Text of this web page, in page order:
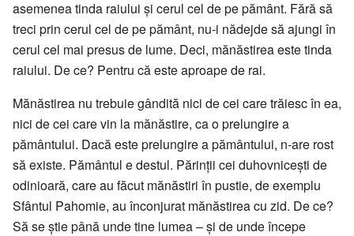
asemenea tinda raiului și cerul cel de pe pământ. Fără să
treci prin cerul cel de pe pământ, nu-i nădejde să ajungi în
cerul cel mai presus de lume. Deci, mănăstirea este tinda
raiului. De ce? Pentru că este aproape de rai.
Mănăstirea nu trebuie gândită nici de cei care trăiesc în ea,
nici de cei care vin la mănăstire, ca o prelungire a
pământului. Dacă este prelungire a pământului, n-are rost
să existe. Pământul e destul. Părinții cei duhovnicești de
odinioară, care au făcut mănăstiri în pustie, de exemplu
Sfântul Pahomie, au înconjurat mănăstirea cu zid. De ce?
Să se știe până unde tine lumea – și de unde începe